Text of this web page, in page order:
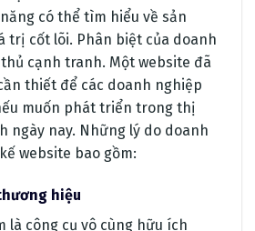
có thể tìm hiểu về sản
trị cốt lõi. Phân biệt của doanh
cạnh tranh. Một website đã
thiết để các doanh nghiệp
muốn phát triển trong thị
ngày nay. Những lý do doanh
website bao gồm:
hiệu
là công cụ vô cùng hữu ích